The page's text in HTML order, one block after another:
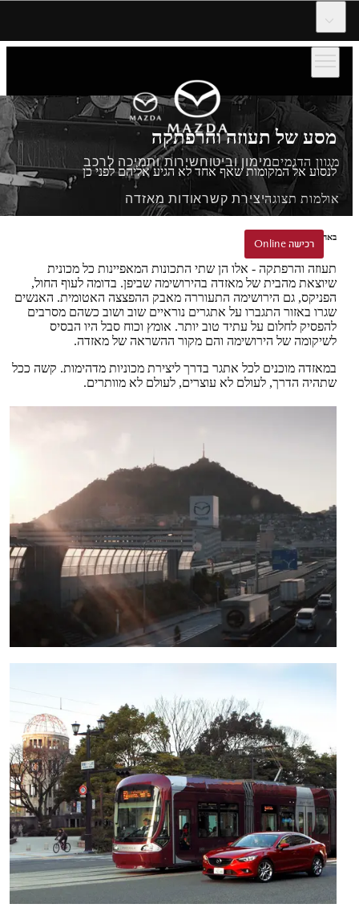
מגוון הדגמיםמימון וביטוחשירות ותמיכה לרכב
אולמות תצוגהיצירת קשראודות מאזדה
רכישה Online
מסע של תעוזה והרפתקה
לנסוע אל המקומות שאף אחד לא הגיע אליהם לפני כן
באהבה ובאומץ מהירושימה
תעוזה והרפתקה - אלו הן שתי התכונות המאפיינות כל מכונית
שיוצאת מהבית של מאזדה בהירושימה שביפן. בדומה לעוף החול,
הפניקס, גם הירושימה התעוררה מאבק ההפצצה האטומית. האנשים
שגרו באזור התגברו על אתגרים נוראיים שוב ושוב כשהם מסרבים
להפסיק לחלום על עתיד טוב יותר. אומץ וכוח סבל היו הבסיס
לשיקומה של הירושימה והם מקור ההשראה של מאזדה.
במאזדה מוכנים לכל אתגר בדרך ליצירת מכוניות מדהימות. קשה ככל
שתהיה הדרך, לעולם לא עוצרים, לעולם לא מוותרים.